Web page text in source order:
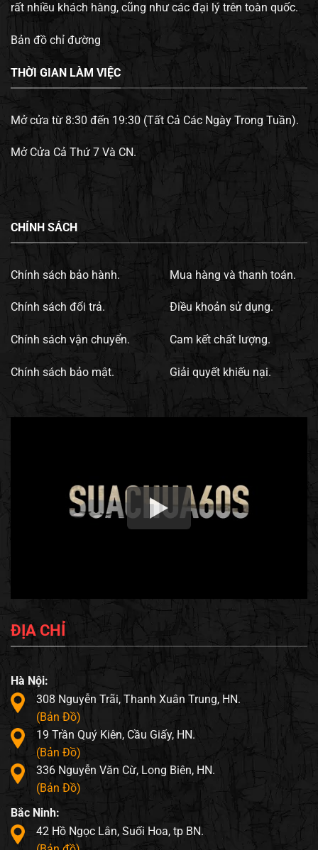
rất nhiều khách hàng, cũng như các đại lý trên toàn quốc.
Bản đồ chỉ đường
THỜI GIAN LÀM VIỆC
Mở cửa từ 8:30 đến 19:30 (Tất Cả Các Ngày Trong Tuần).
Mở Cửa Cả Thứ 7 Và CN.
CHÍNH SÁCH
Chính sách bảo hành.
Chính sách đổi trả.
Chính sách vận chuyển.
Chính sách bảo mật.
Mua hàng và thanh toán.
Điều khoản sử dụng.
Cam kết chất lượng.
Giải quyết khiếu nại.
ĐỊA CHỈ
Hà Nội:
308 Nguyễn Trãi, Thanh Xuân Trung, HN.
(Bản Đồ)
19 Trần Quý Kiên, Cầu Giấy, HN.
(Bản Đồ)
336 Nguyễn Văn Cừ, Long Biên, HN.
(Bản Đồ)
Bắc Ninh:
42 Hồ Ngọc Lân, Suối Hoa, tp BN.